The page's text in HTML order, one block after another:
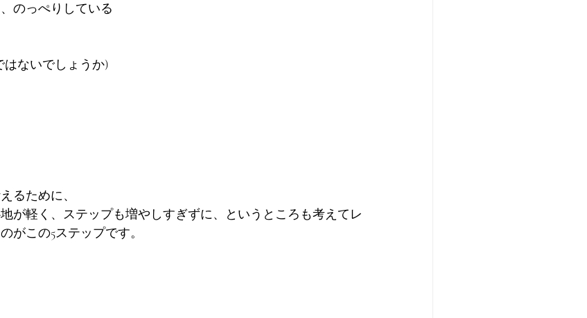
のっぺりしている
ないでしょうか)
るために、
が軽く、ステップも増やしすぎずに、というところも考えてレ
がこの5ステップです。